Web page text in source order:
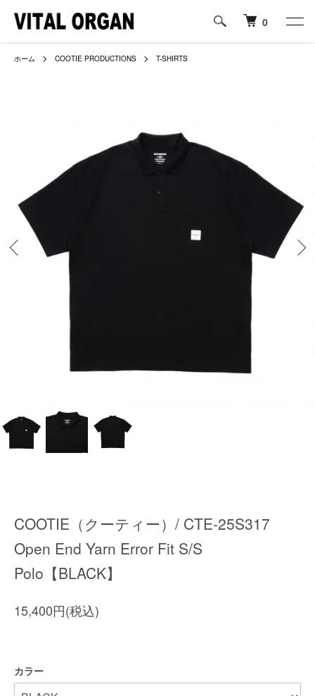
0
ホーム COOTIE PRODUCTIONS T-SHIRTS
COOTIE（クーティー）/ CTE-25S317
Open End Yarn Error Fit S/S
Polo【BLACK】
15,400円(税込)
カラー